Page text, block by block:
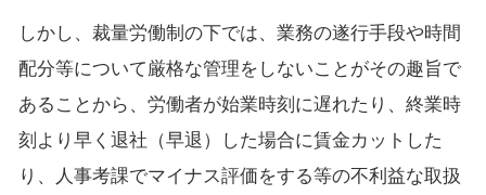
しかし、裁量労働制の下では、業務の遂行手段や時間
配分等について厳格な管理をしないことがその趣旨で
あることから、労働者が始業時刻に遅れたり、終業時
刻より早く退社（早退）した場合に賃金カットした
り、人事考課でマイナス評価をする等の不利益な取扱